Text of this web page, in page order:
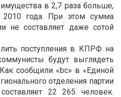
в 2,7 раза больше,
года. При этом сумма
не составляет даже сотой
поступления в КПРФ на
будут выглядеть
сообщили «bc» в «Единой
отделения партии
22 265 человек.